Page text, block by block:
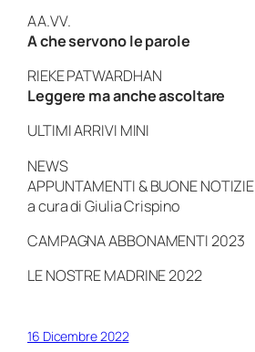
AA.VV.
A che servono le parole
RIEKE PATWARDHAN
Leggere ma anche ascoltare
ULTIMI ARRIVI MINI
NEWS
APPUNTAMENTI & BUONE NOTIZIE
a cura di Giulia Crispino
CAMPAGNA ABBONAMENTI 2023
LE NOSTRE MADRINE 2022
16 Dicembre 2022